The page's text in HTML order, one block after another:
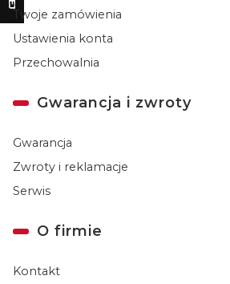
Twoje zamówienia
Ustawienia konta
Przechowalnia
Gwarancja i zwroty
Gwarancja
Zwroty i reklamacje
Serwis
O firmie
Kontakt